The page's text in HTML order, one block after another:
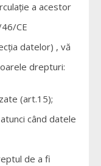
a acestor
CE
datelor) , vă
drepturi:
(art.15);
când datele
de a fi